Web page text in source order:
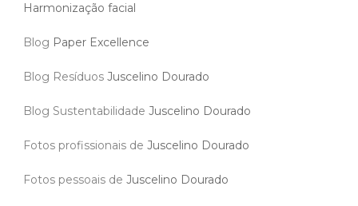
Harmonização facial
Blog Paper Excellence
Blog Resíduos Juscelino Dourado
Blog Sustentabilidade Juscelino Dourado
Fotos profissionais de Juscelino Dourado
Fotos pessoais de Juscelino Dourado